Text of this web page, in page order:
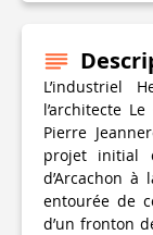
L’industriel
l’architecte
Pierre
projet initial
d’Arcachon
entourée de
d’un fronton